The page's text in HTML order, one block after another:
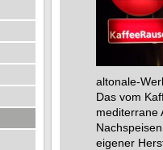
altonale-
Das vom
mediterrane
eigener